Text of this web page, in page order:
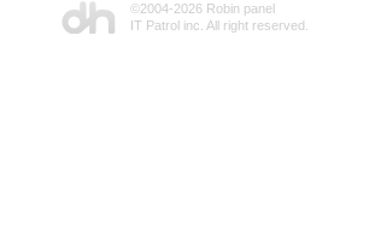
©2004-2026 Robin panel
IT Patrol inc. All right reserved.